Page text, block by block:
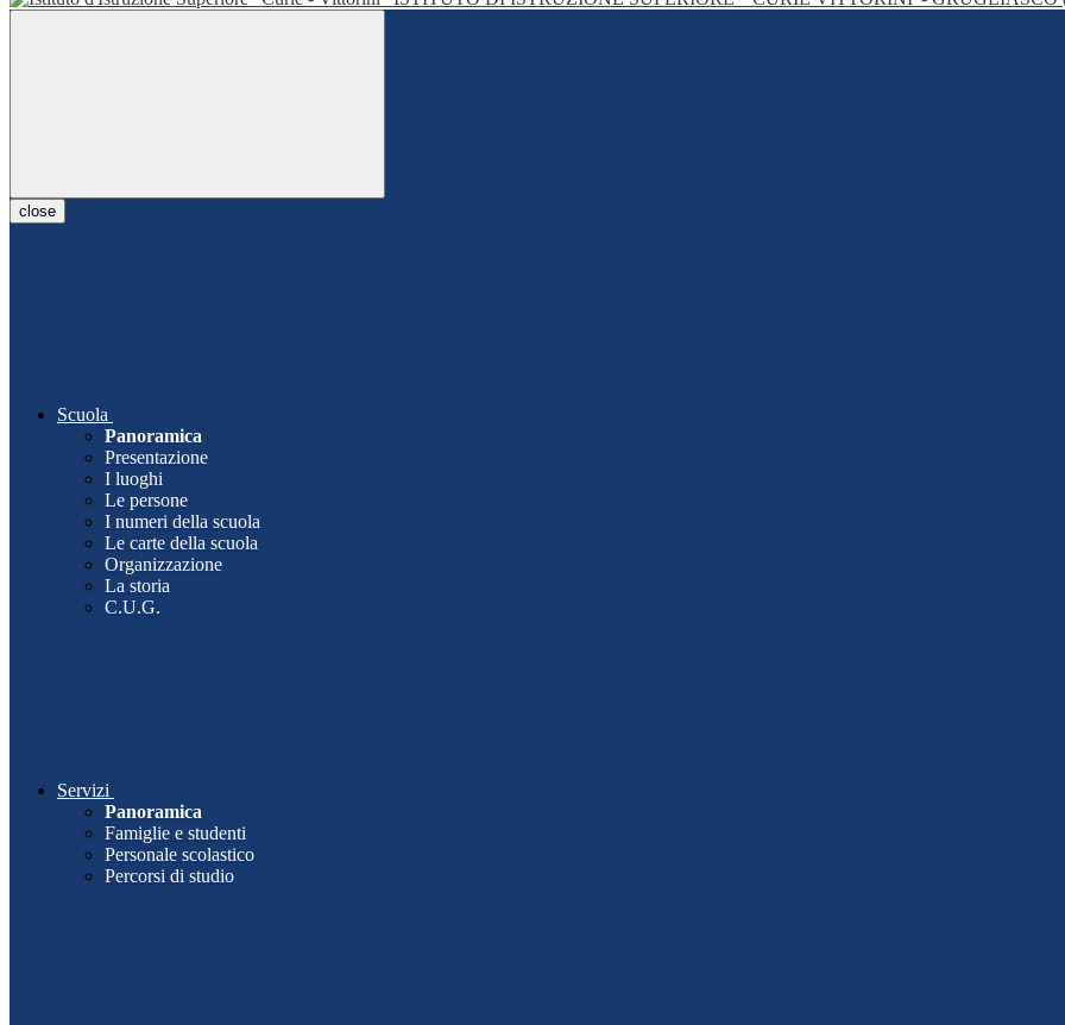
close
Scuola
Panoramica
Presentazione
I luoghi
Le persone
I numeri della scuola
Le carte della scuola
Organizzazione
La storia
C.U.G.
Servizi
Panoramica
Famiglie e studenti
Personale scolastico
Percorsi di studio